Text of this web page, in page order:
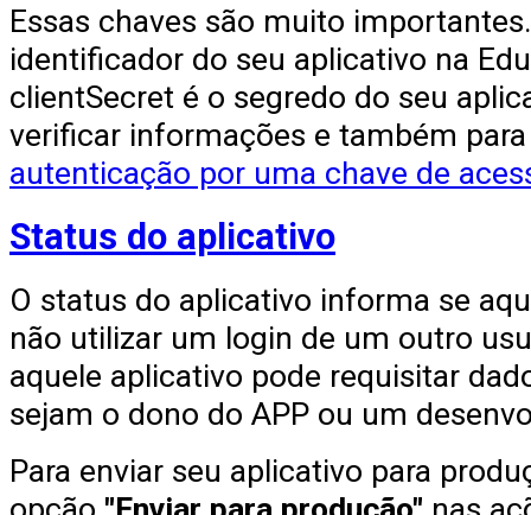
Essas chaves são muito
identificador do seu aplicativo na
clientSecret é o segredo do seu
verificar informações e também
autenticação por uma chave de
Status do aplicativo
O status do aplicativo informa se
não utilizar um login de um outro
aquele aplicativo pode requisitar
sejam o dono do APP ou um
Para enviar seu aplicativo para